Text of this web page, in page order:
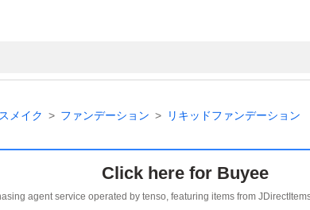
メイク ファンデーション リキッドファンデーション
Click here for Buyee
agent service operated by tenso, featuring items from